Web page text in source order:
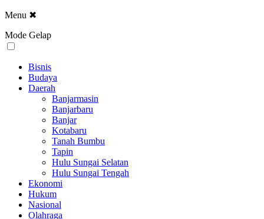
Menu ✖
Mode Gelap
Bisnis
Budaya
Daerah
Banjarmasin
Banjarbaru
Banjar
Kotabaru
Tanah Bumbu
Tapin
Hulu Sungai Selatan
Hulu Sungai Tengah
Ekonomi
Hukum
Nasional
Olahraga